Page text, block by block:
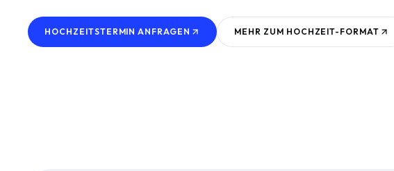
HOCHZEITSTERMIN ANFRAGEN MEHR ZUM HOCHZEIT-FORMAT